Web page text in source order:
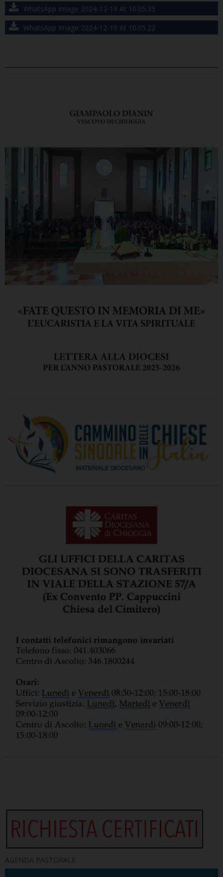
WhatsApp Image 2024-12-19 At 10.05.35
WhatsApp Image 2024-12-19 At 10.05.22
AGENDA PASTORALE